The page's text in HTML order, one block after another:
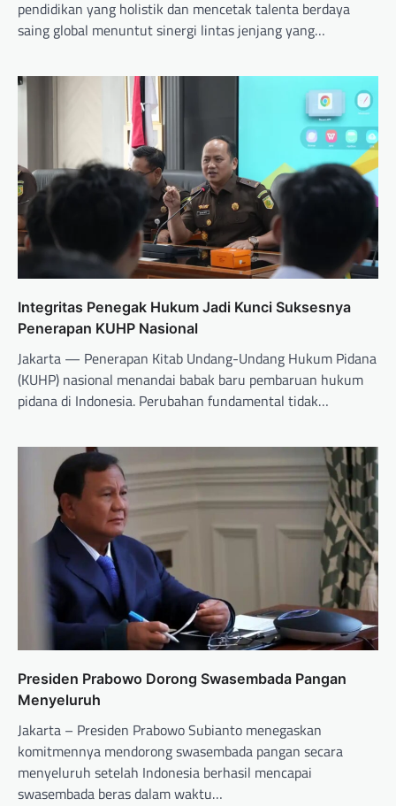
pendidikan yang holistik dan mencetak talenta berdaya
saing global menuntut sinergi lintas jenjang yang…
Integritas Penegak Hukum Jadi Kunci Suksesnya
Penerapan KUHP Nasional
Jakarta — Penerapan Kitab Undang-Undang Hukum Pidana
(KUHP) nasional menandai babak baru pembaruan hukum
pidana di Indonesia. Perubahan fundamental tidak…
Presiden Prabowo Dorong Swasembada Pangan
Menyeluruh
Jakarta – Presiden Prabowo Subianto menegaskan
komitmennya mendorong swasembada pangan secara
menyeluruh setelah Indonesia berhasil mencapai
swasembada beras dalam waktu…